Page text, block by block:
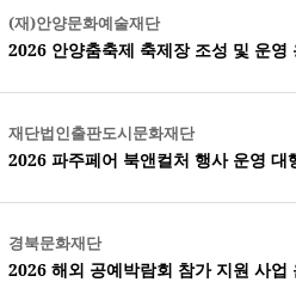
(재)안양문화예술재단
2026 안양춤축제 축제장 조성 및 운영
재단법인출판도시문화재단
2026 파주페어 북앤컬처 행사 운영 대
경북문화재단
2026 해외 공예박람회 참가 지원 사업